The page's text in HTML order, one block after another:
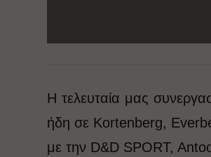
Η τελευταία μας
ήδη σε Kortenberg,
με την D&D SPORT,